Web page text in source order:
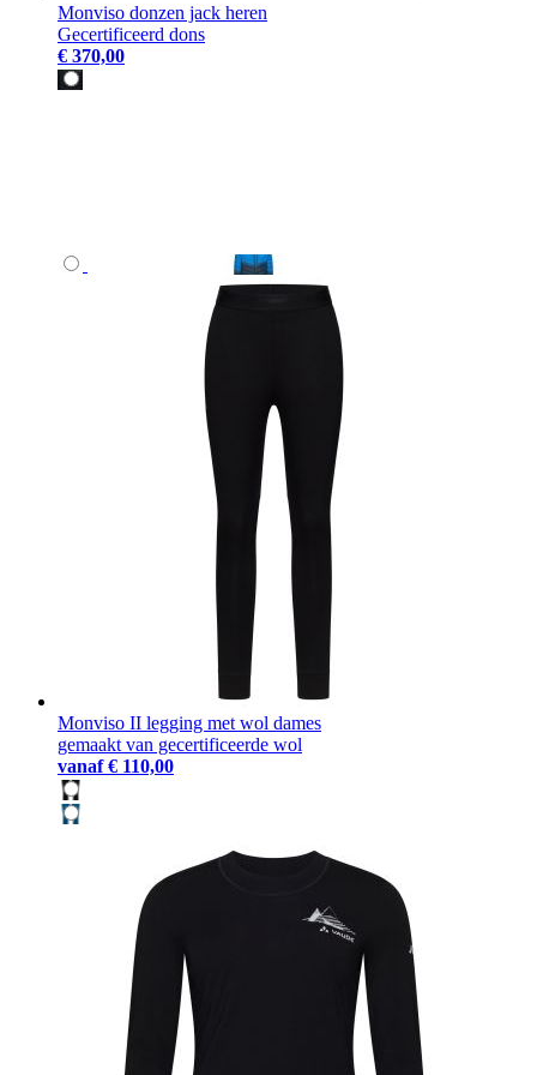
Monviso donzen jack heren
Gecertificeerd dons
€ 370,00
Monviso II legging met wol dames
gemaakt van gecertificeerde wol
vanaf € 110,00